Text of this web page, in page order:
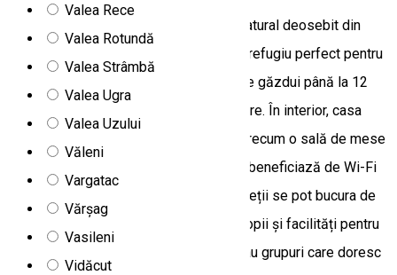
Valea Rece
Valea Rotundă
Valea Strâmbă
Valea Ugra
Valea Uzului
Văleni
Vargatac
Vărșag
Vasileni
Vidăcut
Casa Bradu este situată într-un cadru natural deosebit din
Sarmaș, Fundoaia, Harghita, oferind un refugiu perfect pentru
relaxare în orice anotimp. Aceasta poate găzdui până la 12
adulți și 4 copii, distribuiți în șase camere. În interior, casa
dispune de spații comune primitoare, precum o sală de mese
și un living cu șemineu, toate camerele beneficiază de Wi-Fi
gratuit și TV prin cablu. În exterior, oaspeții se pot bucura de
un ciubăr încălzit, loc de joacă pentru copii și facilități pentru
grătar. Locul este ideal pentru familii sau grupuri care doresc